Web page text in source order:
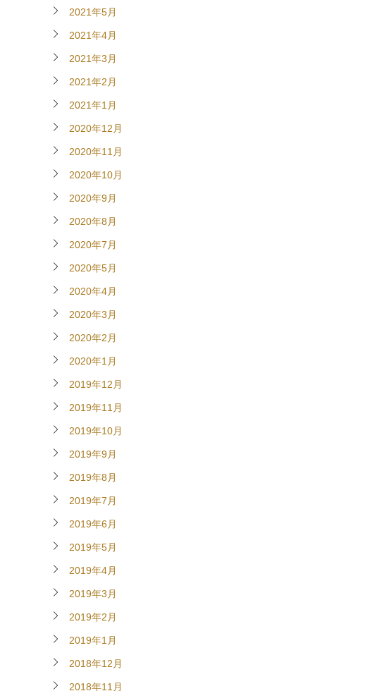
2021年5月
2021年4月
2021年3月
2021年2月
2021年1月
2020年12月
2020年11月
2020年10月
2020年9月
2020年8月
2020年7月
2020年5月
2020年4月
2020年3月
2020年2月
2020年1月
2019年12月
2019年11月
2019年10月
2019年9月
2019年8月
2019年7月
2019年6月
2019年5月
2019年4月
2019年3月
2019年2月
2019年1月
2018年12月
2018年11月